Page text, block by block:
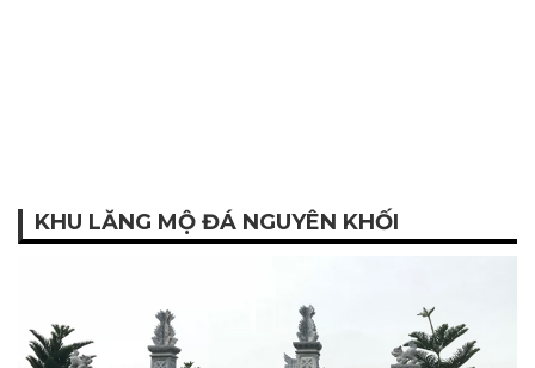
KHU LĂNG MỘ ĐÁ NGUYÊN KHỐI